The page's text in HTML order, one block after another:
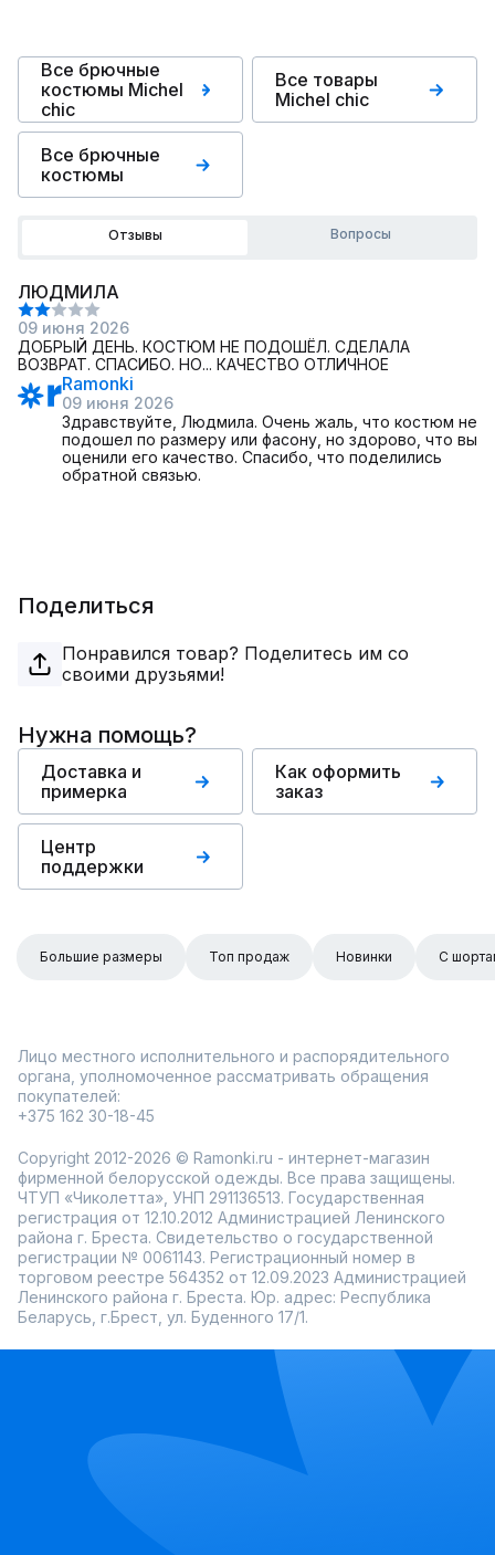
Все брючные
костюмы Michel
chic
Все товары
Michel chic
Все брючные
костюмы
Отзывы Вопросы
ЛЮДМИЛА
09 июня 2026
ДОБРЫЙ ДЕНЬ. КОСТЮМ НЕ ПОДОШЁЛ. СДЕЛАЛА
ВОЗВРАТ. СПАСИБО. НО... КАЧЕСТВО ОТЛИЧНОЕ
Ramonki
09 июня 2026
Здравствуйте, Людмила. Очень жаль, что костюм не
подошел по размеру или фасону, но здорово, что вы
оценили его качество. Спасибо, что поделились
обратной связью.
Поделиться
Понравился товар? Поделитесь им со
своими друзьями!
Нужна помощь?
Доставка и
примерка
Как оформить
заказ
Центр
поддержки
Большие размеры Топ продаж Новинки С
Лицо местного исполнительного и распорядительного
органа, уполномоченное рассматривать обращения
покупателей:
+375 162 30-18-45
Copyright 2012-2026 © Ramonki.ru - интернет-магазин
фирменной белорусской одежды. Все права защищены.
ЧТУП «Чиколетта», УНП 291136513. Государственная
регистрация от 12.10.2012 Администрацией Ленинского
района г. Бреста. Свидетельство о государственной
регистрации № 0061143. Регистрационный номер в
торговом реестре 564352 от 12.09.2023 Администрацией
Ленинского района г. Бреста. Юр. адрес: Республика
Беларусь, г.Брест, ул. Буденного 17/1.